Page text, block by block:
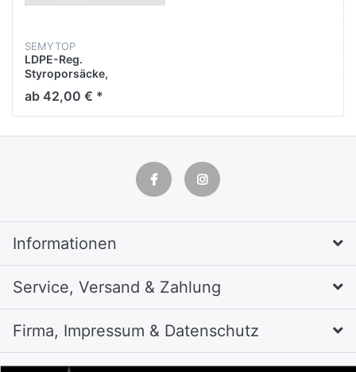
SEMYTOP
LDPE-Reg.
Styroporsäcke,
transparent, Typ 80, ca.
1.000 l 900x600 x 1.800
mm
ab 42,00 € *
Informationen
Service, Versand & Zahlung
Firma, Impressum & Datenschutz